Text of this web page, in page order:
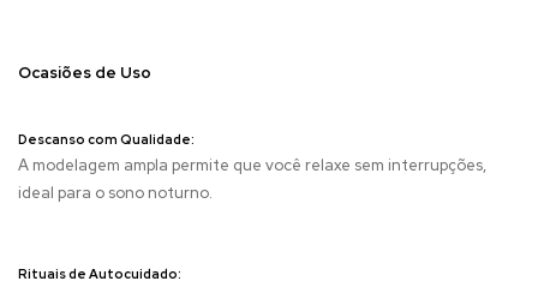
Ocasiões de Uso
Descanso com Qualidade:
A modelagem ampla permite que você relaxe sem interrupções,
ideal para o sono noturno.
Rituais de Autocuidado: